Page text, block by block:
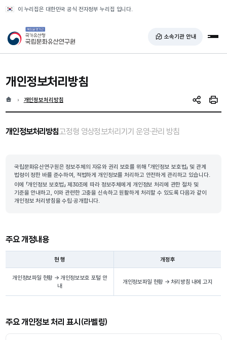
이 누리집은 대한민국 공식 전자정부 누리집 입니다.
국가유산청 국립문화유산연구원 소속기관 안내 전
개인정보처리방침
홈 현재 위치
개인정보처리방침 SNS 공유인쇄
개인정보처리방침
선택됨
선택됨 고정형 영상정보처리기기 운영·관리 방침
국립문화유산연구원은 정보주체의 자유와 권리 보호를 위해 「개인정보 보호법」 및 관계
법령이 정한 바를 준수하여, 적법하게 개인정보를 처리하고 안전하게 관리하고 있습니다.
이에 「개인정보 보호법」 제30조에 따라 정보주체에게 개인정보 처리에 관한 절차 및
기준을 안내하고, 이와 관련한 고충을 신속하고 원활하게 처리할 수 있도록 다음과 같이
개인정보 처리방침을 수립·공개합니다.
주요 개정내용
현 행 개정후
개인정보파일 현황 → 개인정보보호 포털 안
내
개인정보파일 현황 → 처리방침 내에 고지
주요 개인정보 처리 표시(라벨링)